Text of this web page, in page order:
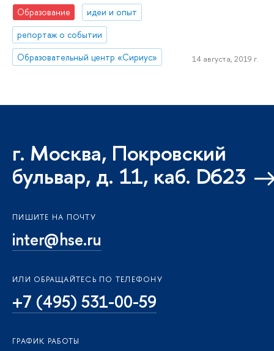
Образование
идеи и опыт
репортаж о событии
Образовательный центр «Сириус»
14 августа, 2019 г.
г. Москва, Покровский
бульвар, д. 11, каб. D623
ПИШИТЕ НА ПОЧТУ
inter@hse.ru
ИЛИ ОБРАЩАЙТЕСЬ ПО ТЕЛЕФОНУ
+7 (495) 531-00-59
ГРАФИК РАБОТЫ